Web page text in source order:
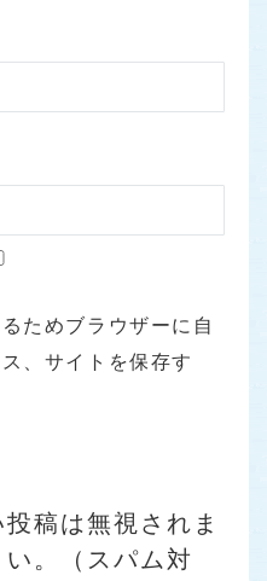
ためブラウザーに自
、サイトを保存す
稿は無視されま
。（スパム対